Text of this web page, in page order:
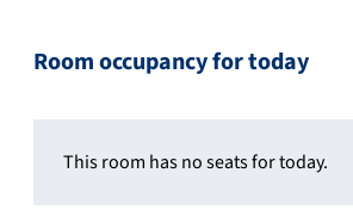
Room occupancy for today
This room has no seats for today.